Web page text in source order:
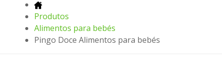
Produtos
Alimentos para bebés
Pingo Doce Alimentos para bebés